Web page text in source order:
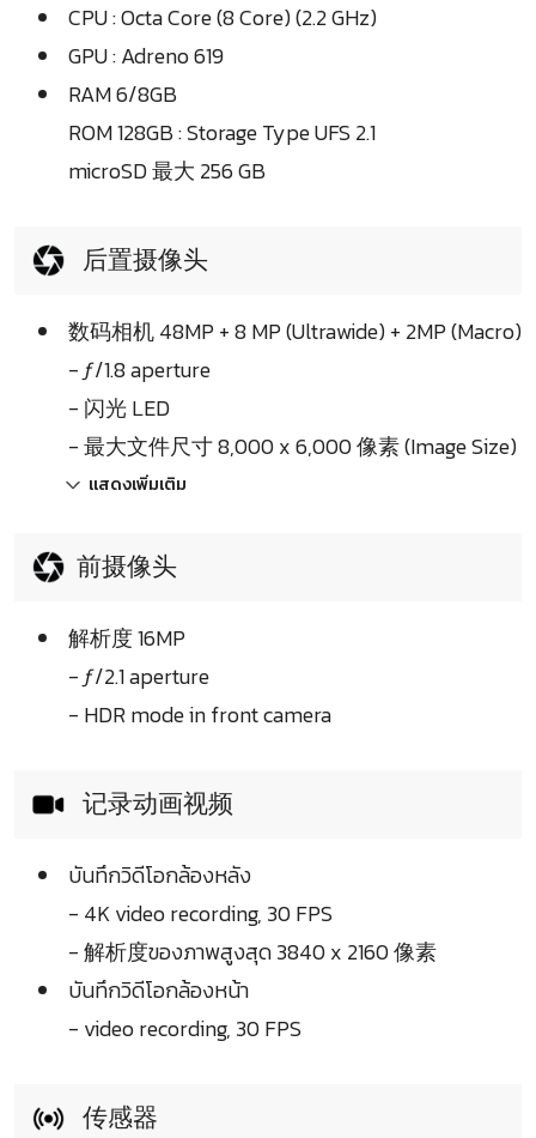
CPU : Octa Core (8 Core) (2.2 GHz)
GPU : Adreno 619
RAM 6/8GB
ROM 128GB : Storage Type UFS 2.1
microSD 最大 256 GB
后置摄像头
数码相机 48MP + 8 MP (Ultrawide) + 2MP (Macro)
- ƒ/1.8 aperture
- 闪光 LED
- 最大文件尺寸 8,000 x 6,000 像素 (Image Size)
แสดงเพิ่มเติม
前摄像头
解析度 16MP
- ƒ/2.1 aperture
- HDR mode in front camera
记录动画视频
บันทึกวิดีโอกล้องหลัง
- 4K video recording, 30 FPS
- 解析度ของภาพสูงสุด 3840 x 2160 像素
บันทึกวิดีโอกล้องหน้า
- video recording, 30 FPS
传感器